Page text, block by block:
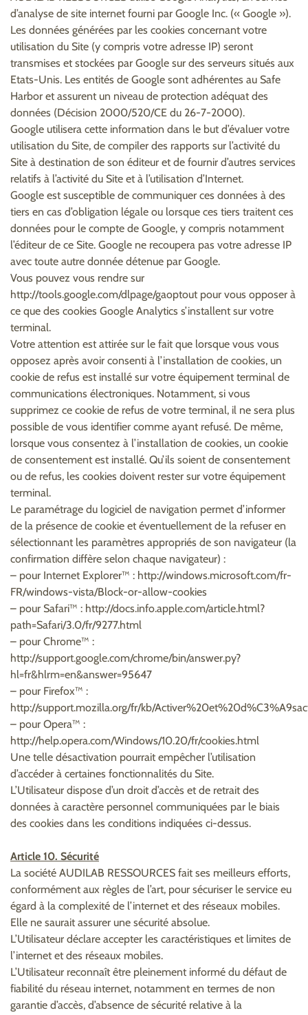
d’analyse de site internet fourni par Google Inc. (« Google »).
Les données générées par les cookies concernant votre
utilisation du Site (y compris votre adresse IP) seront
transmises et stockées par Google sur des serveurs situés aux
Etats-Unis. Les entités de Google sont adhérentes au Safe
Harbor et assurent un niveau de protection adéquat des
données (Décision 2000/520/CE du 26-7-2000).
Google utilisera cette information dans le but d’évaluer votre
utilisation du Site, de compiler des rapports sur l’activité du
Site à destination de son éditeur et de fournir d’autres services
relatifs à l’activité du Site et à l’utilisation d’Internet.
Google est susceptible de communiquer ces données à des
tiers en cas d’obligation légale ou lorsque ces tiers traitent ces
données pour le compte de Google, y compris notamment
l’éditeur de ce Site. Google ne recoupera pas votre adresse IP
avec toute autre donnée détenue par Google.
Vous pouvez vous rendre sur
http://tools.google.com/dlpage/gaoptout pour vous opposer à
ce que des cookies Google Analytics s’installent sur votre
terminal.
Votre attention est attirée sur le fait que lorsque vous vous
opposez après avoir consenti à l’installation de cookies, un
cookie de refus est installé sur votre équipement terminal de
communications électroniques. Notamment, si vous
supprimez ce cookie de refus de votre terminal, il ne sera plus
possible de vous identifier comme ayant refusé. De même,
lorsque vous consentez à l’installation de cookies, un cookie
de consentement est installé. Qu’ils soient de consentement
ou de refus, les cookies doivent rester sur votre équipement
terminal.
Le paramétrage du logiciel de navigation permet d’informer
de la présence de cookie et éventuellement de la refuser en
sélectionnant les paramètres appropriés de son navigateur (la
confirmation diffère selon chaque navigateur) :
– pour Internet Explorer™ : http://windows.microsoft.com/fr-
FR/windows-vista/Block-or-allow-cookies
– pour Safari™ : http://docs.info.apple.com/article.html?
path=Safari/3.0/fr/9277.html
– pour Chrome™ :
http://support.google.com/chrome/bin/answer.py?
hl=fr&hlrm=en&answer=95647
– pour Firefox™ :
http://support.mozilla.org/fr/kb/
– pour Opera™ :
http://help.opera.com/Windows/10.20/fr/cookies.html
Une telle désactivation pourrait empêcher l’utilisation
d’accéder à certaines fonctionnalités du Site.
L’Utilisateur dispose d’un droit d’accès et de retrait des
données à caractère personnel communiquées par le biais
des cookies dans les conditions indiquées ci-dessus.
Article 10. Sécurité
La société AUDILAB RESSOURCES fait ses meilleurs efforts,
conformément aux règles de l’art, pour sécuriser le service eu
égard à la complexité de l’internet et des réseaux mobiles.
Elle ne saurait assurer une sécurité absolue.
L’Utilisateur déclare accepter les caractéristiques et limites de
l’internet et des réseaux mobiles.
L’Utilisateur reconnaît être pleinement informé du défaut de
fiabilité du réseau internet, notamment en termes de non
garantie d’accès, d’absence de sécurité relative à la